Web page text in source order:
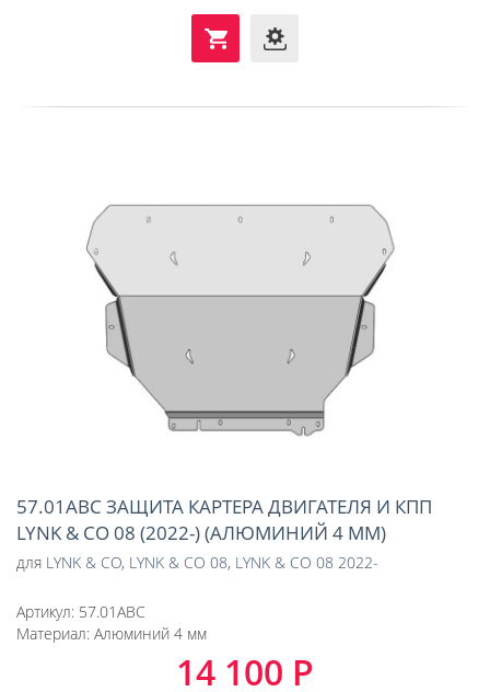
57.01ABC ЗАЩИТА КАРТЕРА ДВИГАТЕЛЯ И КПП
LYNK & CO 08 (2022-) (АЛЮМИНИЙ 4 ММ)
для LYNK & CO, LYNK & CO 08, LYNK & CO 08 2022-
Артикул: 57.01ABC
Материал: Алюминий 4 мм
14 100 Р